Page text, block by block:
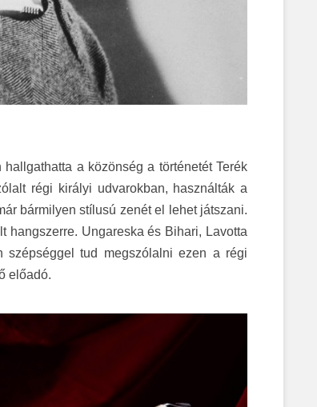
a közönség a történetét Terék
régi királyi udvarokban, használták a
bármilyen stílusú zenét el lehet játszani.
hangszerre. Ungareska és Bihari, Lavotta
szépséggel tud megszólalni ezen a régi
előadó.